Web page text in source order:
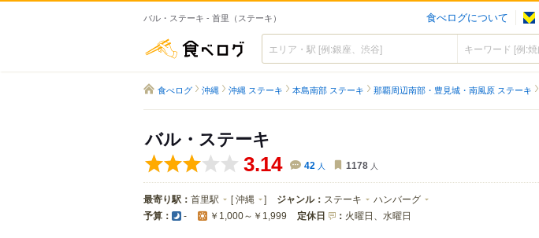
バル・ステーキ - 首里（ステーキ） 食べログについて
食べログ
食べログ 沖縄 沖縄 ステーキ 本島南部 ステーキ 那覇周辺南部・豊見城・南風原 ステーキ
バル・ステーキ
3.14 42 人 1178 人
最寄り駅： 首里駅 [沖縄 ] ジャンル： ステーキ ハンバーグ
予算： - ￥1,000～￥1,999 定休日 ： 火曜日、水曜日